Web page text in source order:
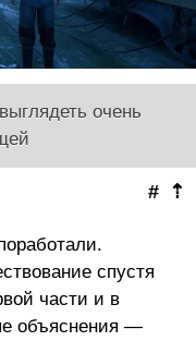
очень
⇡
#
спустя
части и в
объяснения —